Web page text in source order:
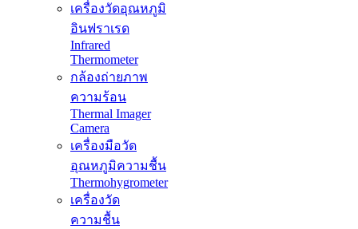
เครื่องวัดอุณหภูมิ
อินฟราเรด
Infrared
Thermometer
กล้องถ่ายภาพ
ความร้อน
Thermal Imager
Camera
เครื่องมือวัด
อุณหภูมิความชื้น
Thermohygrometer
เครื่องวัด
ความชื้น